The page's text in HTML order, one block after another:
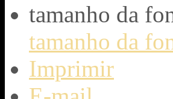
tamanho da
tamanho da
Imprimir